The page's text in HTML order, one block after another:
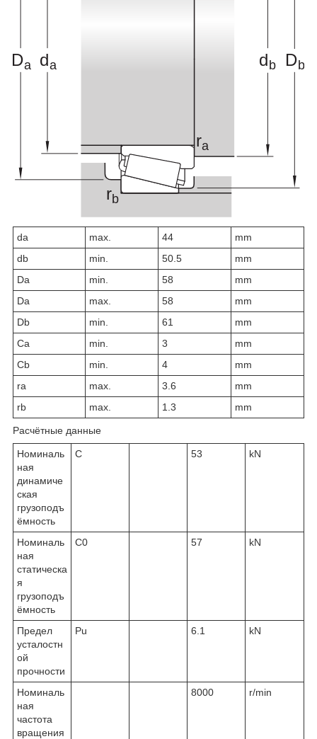
da max. 44
mm
db min. 50.5
mm
Da min. 58
mm
Da max. 58
mm
Db min. 61
mm
Ca min. 3
mm
Cb min. 4
mm
ra max. 3.6
mm
rb max. 1.3 mm
Расчётные данные
Номиналь
ная
динамиче
ская
грузоподъ
ёмность
C 53 kN
Номиналь
ная
статическа
я
грузоподъ
ёмность
C0 57 kN
Предел
усталостн
ой
прочности
Pu 6.1 kN
Номиналь
ная
частота
вращения
8000 r/min